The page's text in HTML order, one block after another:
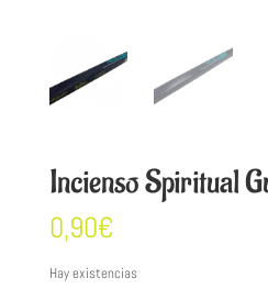
Incienso Spiritual
0,90€
Hay existencias